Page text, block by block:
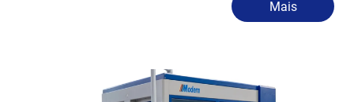
Mais